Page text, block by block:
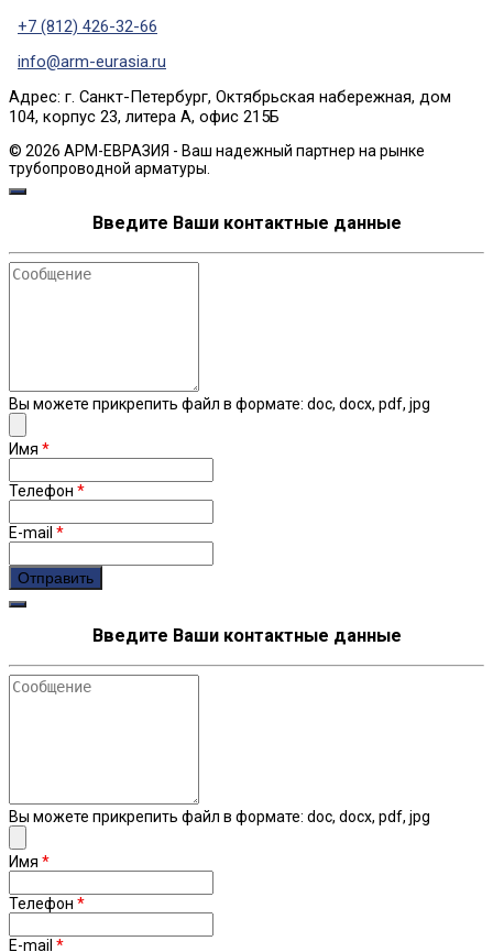
+7 (812) 426-32-66
info@arm-eurasia.ru
Адрес: г. Санкт-Петербург, Октябрьская набережная, дом
104, корпус 23, литера А, офис 215Б
© 2026 АРМ-ЕВРАЗИЯ - Ваш надежный партнер на рынке
трубопроводной арматуры.
Введите Ваши контактные данные
Сообщение
Вы можете прикрепить файл в формате: doc, docx, pdf, jpg
Имя *
Телефон *
E-mail *
Введите Ваши контактные данные
Сообщение
Вы можете прикрепить файл в формате: doc, docx, pdf, jpg
Имя *
Телефон *
E-mail *